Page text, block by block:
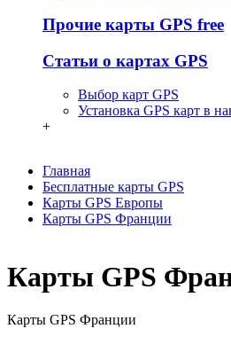
Прочие карты GPS free
Статьи о картах GPS
Выбор карт GPS
Установка GPS карт в
+
Главная
Бесплатные карты GPS
Карты GPS Европы
Карты GPS Франции
Карты GPS
Карты GPS Франции